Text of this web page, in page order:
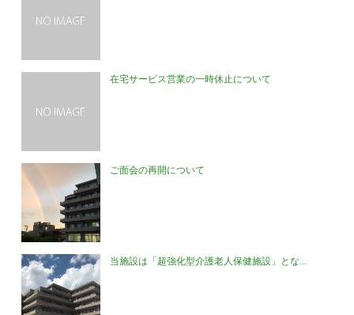
在宅サービス営業の一時休止について
ご面会の再開について
当施設は「超強化型介護老人保健施設」とな...